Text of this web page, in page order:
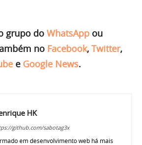
grupo do WhatsApp ou
no Facebook, Twitter,
e Google News.
HK
github.com/sabotag3x
em desenvolvimento web há mais